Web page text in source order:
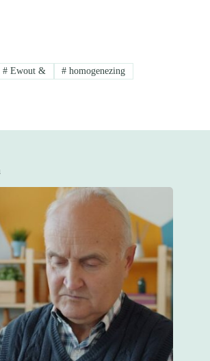
#Ewout & # homogenezing